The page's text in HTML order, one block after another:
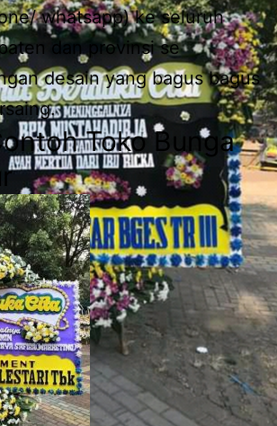
whatsapp) ke seluruh
dan provinsi se
desain yang bagus bagus
Toko Bunga